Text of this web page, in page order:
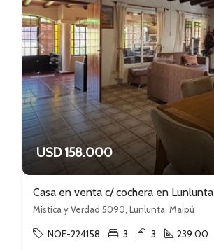
USD 158.000
Casa en venta c/ cochera en Lunlunta
Mistica y Verdad 5090, Lunlunta, Maipú
NOE-224158 3 3 239.00